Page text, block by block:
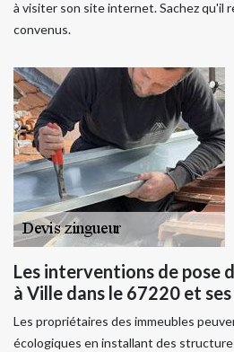
à visiter son site internet. Sachez qu'il
convenus.
Les interventions de pose
à Ville dans le 67220 et
Les propriétaires des immeubles
écologiques en installant des